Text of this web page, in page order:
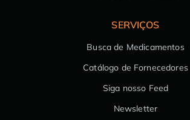
SERVIÇOS
Busca de Medicamentos
Catálogo de Fornecedores
Siga nosso Feed
Newsletter